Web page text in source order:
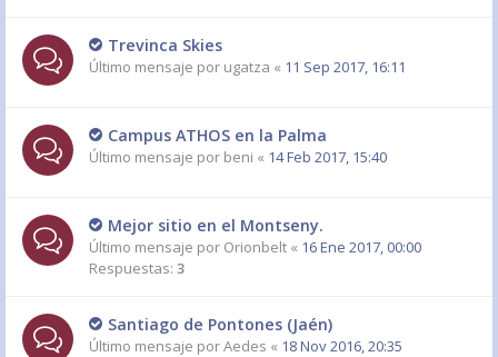
Trevinca Skies
Último mensaje por ugatza « 11 Sep 2017, 16:11
Campus ATHOS en la Palma
Último mensaje por beni « 14 Feb 2017, 15:40
Mejor sitio en el Montseny.
Último mensaje por Orionbelt « 16 Ene 2017, 00:00
Respuestas: 3
Santiago de Pontones (Jaén)
Último mensaje porAedes « 18 Nov 2016, 20:35